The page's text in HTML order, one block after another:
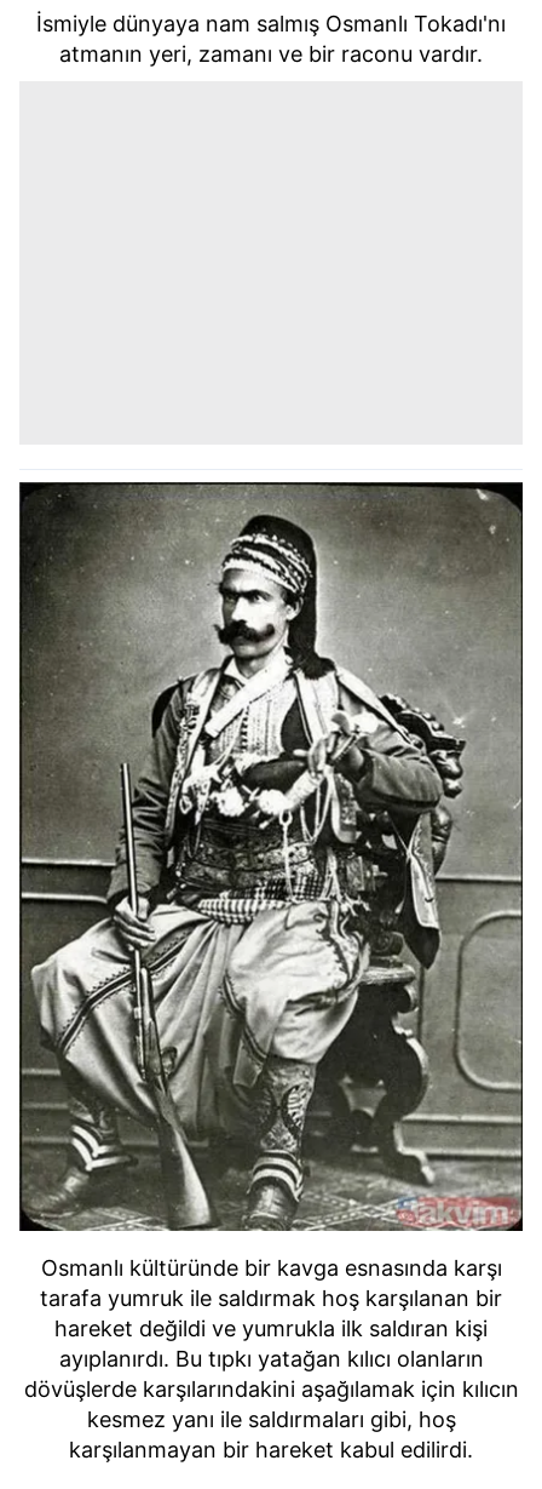
İsmiyle dünyaya nam salmış Osmanlı Tokadı'nı
atmanın yeri, zamanı ve bir raconu vardır.
Osmanlı kültüründe bir kavga esnasında karşı
tarafa yumruk ile saldırmak hoş karşılanan bir
hareket değildi ve yumrukla ilk saldıran kişi
ayıplanırdı. Bu tıpkı yatağan kılıcı olanların
dövüşlerde karşılarındakini aşağılamak için kılıcın
kesmez yanı ile saldırmaları gibi, hoş
karşılanmayan bir hareket kabul edilirdi.